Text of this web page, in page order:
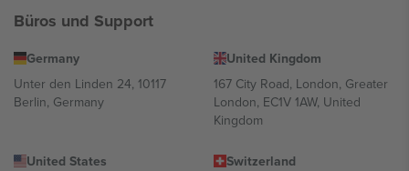
Büros und Support
Germany
Unter den Linden 24, 10117
Berlin, Germany
United Kingdom
167 City Road, London, Greater
London, EC1V 1AW, United
Kingdom
United States
Switzerland